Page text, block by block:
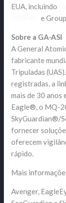
EUA, incluindo
e
Sobre a GA-ASI
A General
fabricante
Tripuladas
registradas, a
mais de 30
Eagle®, o MQ-
SkyGuardian®/
fornecer
oferecem
rápido.
Mais
Avenger,